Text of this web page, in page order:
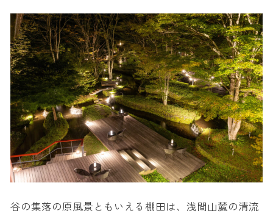
谷の集落の原風景ともいえる棚田は、浅間山麓の清流